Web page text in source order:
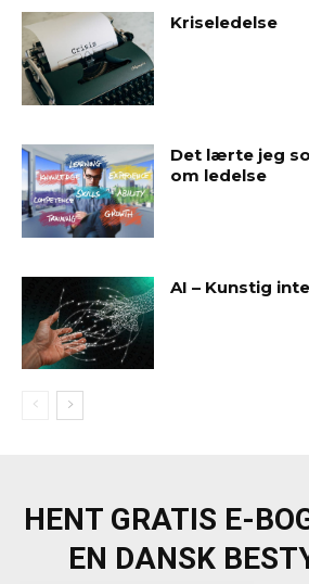
Kriseledelse
Det lærte jeg
om ledelse
AI – Kunstig
HENT GRATIS E-
EN DANSK